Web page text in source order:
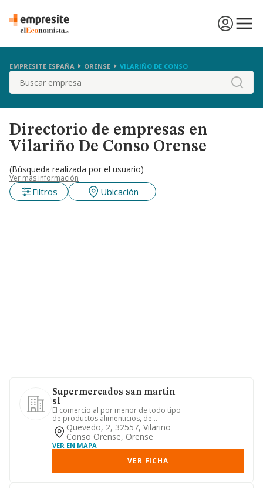
EMPRESITE ESPAÑA ORENSE VILARIÑO DE CONSO
Buscar
Directorio de empresas en
Vilariño De Conso Orense
(Búsqueda realizada por el usuario)
Ver más información
Filtros Ubicación
Supermercados san martin
sl
El comercio al por menor de todo tipo
de productos alimenticios, de
drogueria, limpieza y articulos...
Quevedo, 2, 32557, Vilarino
Conso Orense, Orense
VER EN MAPA
VER FICHA